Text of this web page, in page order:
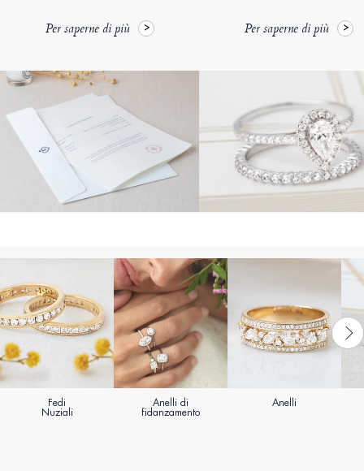
Per saperne di più Per saperne di più
Fedi
Nuziali
Anelli di
fidanzamento
Anelli